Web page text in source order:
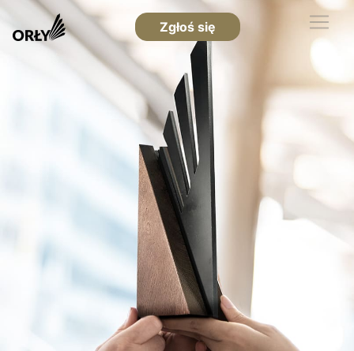
Zgłoś się